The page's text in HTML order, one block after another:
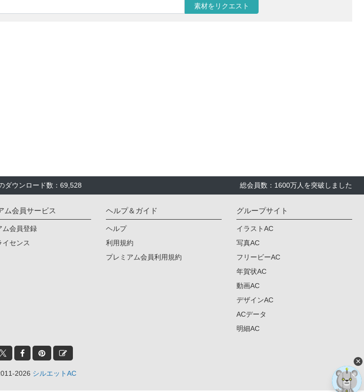
素材をリクエスト
ダウンロード数：69,528 総会員数：1600万人を突破しました
ム会員サービス
ム会員登録
イセンス
ヘルプ＆ガイド
ヘルプ
利用規約
プレミアム会員利用規約
グループサイト
イラストAC
写真AC
フリービーAC
年賀状AC
動画AC
デザインAC
ACデータ
明細AC
2026 シルエットAC
×